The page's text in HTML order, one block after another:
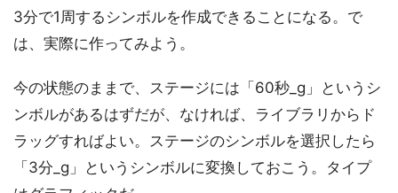
3分で1周するシンボルを作成できることになる。で
は、実際に作ってみよう。
今の状態のままで、ステージには「60秒_g」というシ
ンボルがあるはずだが、なければ、ライブラリからド
ラッグすればよい。ステージのシンボルを選択したら
「3分_g」というシンボルに変換しておこう。タイプ